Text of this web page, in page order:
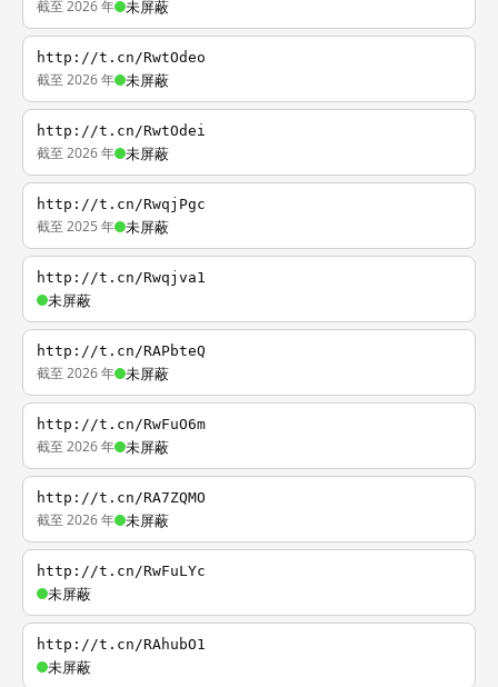
截至 2026 年 未屏蔽
http://t.cn/RwtOdeo
截至 2026 年 未屏蔽
http://t.cn/RwtOdei
截至 2026 年 未屏蔽
http://t.cn/RwqjPgc
截至 2025 年 未屏蔽
http://t.cn/Rwqjva1
未屏蔽
http://t.cn/RAPbteQ
截至 2026 年 未屏蔽
http://t.cn/RwFuO6m
截至 2026 年 未屏蔽
http://t.cn/RA7ZQMO
截至 2026 年 未屏蔽
http://t.cn/RwFuLYc
未屏蔽
http://t.cn/RAhubO1
未屏蔽